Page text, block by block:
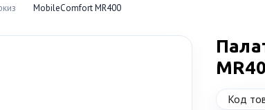
MobileComfort MR400
Код